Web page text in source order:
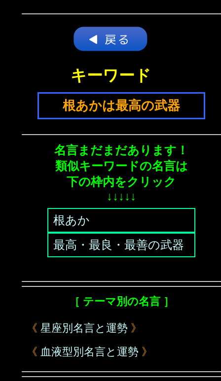
キーワード
根あかは最高の武器
名言まだまだあります！
類似キーワードの名言は
下の枠内をクリック
↓↓↓↓↓
根あか
最高・最良・最善の武器
［ テーマ別の名言 ］
《 星座別名言と運勢 》
《 血液型別名言と運勢 》